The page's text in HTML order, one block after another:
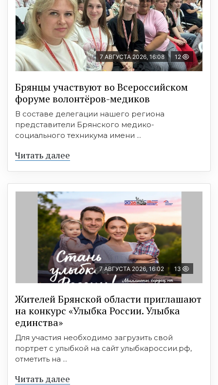
7 АВГУСТА 2026, 16:08 12
Брянцы участвуют во Всероссийском
форуме волонтёров-медиков
В составе делегации нашего региона
представители Брянского медико-
социального техникума имени ...
Читать далее
7 АВГУСТА 2026, 16:02 13
Жителей Брянской области приглашают
на конкурс «Улыбка России. Улыбка
единства»
Для участия необходимо загрузить свой
портрет с улыбкой на сайт улыбкароссии.рф,
отметить на ...
Читать далее